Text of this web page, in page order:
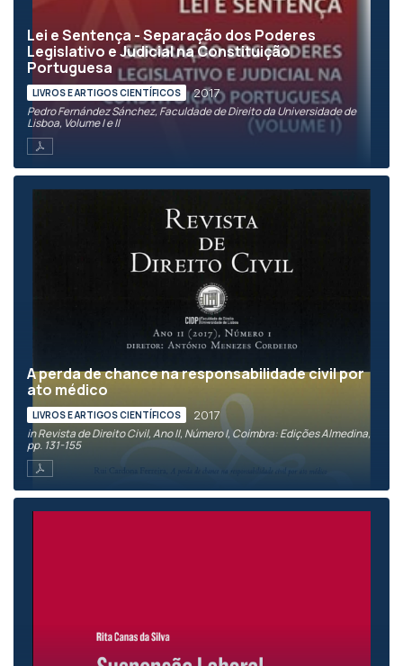
Lei e Sentença - Separação dos Poderes
Legislativo e Judicial na Constituição
Portuguesa
LIVROS E ARTIGOS CIENTÍFICOS 2017
Pedro Fernández Sánchez, Faculdade de Direito da Universidade de
Lisboa, Volume I e II
A perda de chance na responsabilidade civil por
ato médico
LIVROS E ARTIGOS CIENTÍFICOS 2017
in Revista de Direito Civil, Ano II, Número I, Coimbra: Edições Almedina,
pp. 131-155